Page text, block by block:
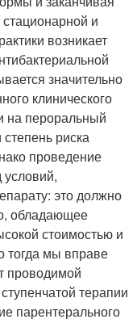
и
возникает
значительно
клинического
на пероральный
риска
проведение
условий,
это должно
обладающее
стоимостью и
тогда мы вправе
проводимой
терапии
парентерального